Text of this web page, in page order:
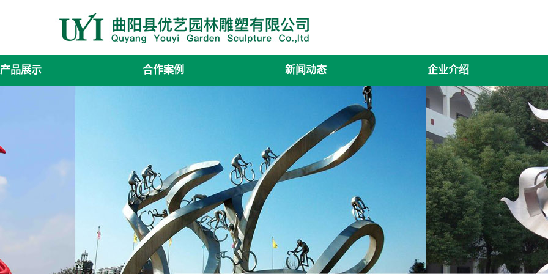
产品展示 合作案例 新闻动态 企业介绍